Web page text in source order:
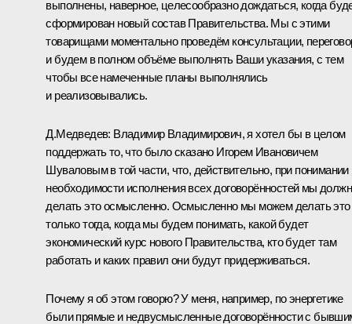
выполнены, наверное, целесообразно дождаться, когда
сформирован новый состав Правительства. Мы с этими
товарищами моментально проведём консультации,
и будем в полном объёме выполнять Ваши указания, с тем
чтобы все намеченные планы выполнялись
и реализовывались.
Д.Медведев: Владимир Владимирович, я хотел бы в целом
поддержать то, что было сказано Игорем Ивановичем
Шуваловым в той части, что, действительно, при понимании
необходимости исполнения всех договорённостей мы
делать это осмысленно. Осмысленно мы можем делать это
только тогда, когда мы будем понимать, какой будет
экономический курс нового Правительства, кто будет там
работать и каких правил они будут придерживаться.
Почему я об этом говорю? У меня, например, по энергетике
были прямые и недвусмысленные договорённости с